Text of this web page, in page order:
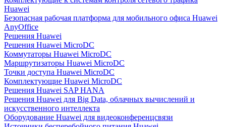
Huawei
Безопасная рабочая платформа для мобильного офиса Huawei
AnyOffice
Решения Huawei
Решения Huawei MicroDC
Коммутаторы Huawei MicroDC
Маршрутизаторы Huawei MicroDC
Точки доступа Huawei MicroDC
Комплектующие Huawei MicroDC
Решения Huawei SAP HANA
Решения Huawei для Big Data, облачных вычислений и
искусственного интеллекта
Оборудование Huawei для видеоконференцсвязи